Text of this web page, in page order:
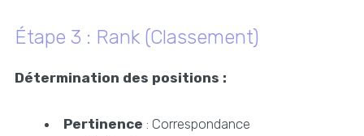
Étape 3 : Rank (Classement)
Détermination des positions :
Pertinence : Correspondance